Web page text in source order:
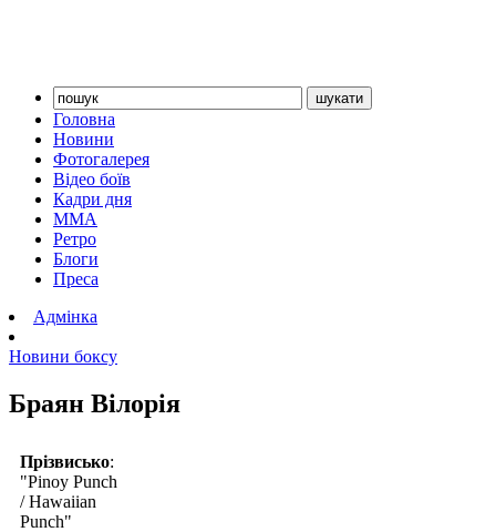
Головна
Новини
Фотогалерея
Відео боїв
Кадри дня
ММА
Ретро
Блоги
Преса
Адмінка
Новини боксу
Браян Вілорія
Прізвисько:
"Pinoy Punch
/ Hawaiian
Punch"